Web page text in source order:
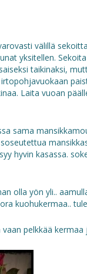
välillä
yksitellen.
taikinaksi,
Laita vuoan
sama
hyvin kasassa.
olla yön yli..
kuohukermaa..
pelkkää